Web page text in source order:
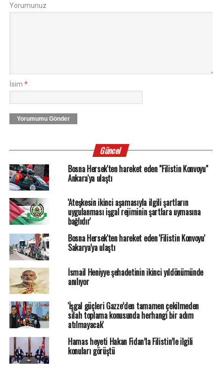
Yorumunuz
İsim *
Yorumumu Gönder
Güncel
Bosna Hersek'ten hareket eden "Filistin Konvoyu"
Ankara'ya ulaştı
'Ateşkesin ikinci aşamasıyla ilgili şartların
uygulanması işgal rejiminin şartlara uymasına
bağlıdır'
Bosna Hersek'ten hareket eden 'Filistin Konvoyu'
Sakarya'ya ulaştı
İsmail Heniyye şehadetinin ikinci yıldönümünde
anılıyor
'İşgal güçleri Gazze’den tamamen çekilmeden
silah toplama konusunda herhangi bir adım
atılmayacak'
Hamas heyeti Hakan Fidan’la Filistin’le ilgili
konuları görüştü